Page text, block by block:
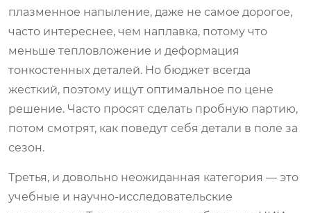
плазменное напыление, даже не самое дорогое,
часто интереснее, чем наплавка, потому что
меньше тепловложение и деформация
тонкостенных деталей. Но бюджет всегда
жесткий, поэтому ищут оптимальное по цене
решение. Часто просят сделать пробную партию,
потом смотрят, как поведут себя детали в поле за
сезон.
Третья, и довольно неожиданная категория — это
учебные и научно-исследовательские